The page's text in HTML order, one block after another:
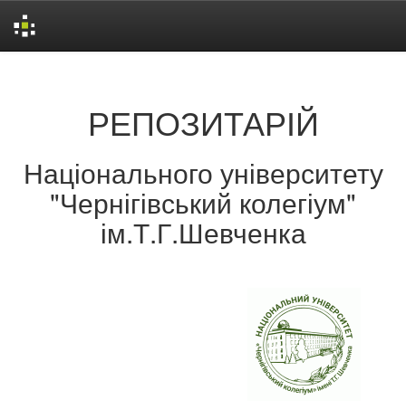
РЕПОЗИТАРІЙ
Національного університету
"Чернігівський колегіум"
ім.Т.Г.Шевченка